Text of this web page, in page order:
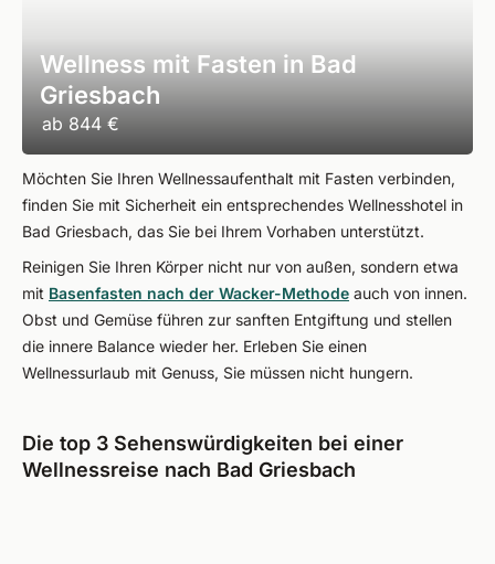
Wellness mit Fasten in Bad
Griesbach
ab 844 €
Möchten Sie Ihren Wellnessaufenthalt mit Fasten verbinden,
finden Sie mit Sicherheit ein entsprechendes Wellnesshotel in
Bad Griesbach, das Sie bei Ihrem Vorhaben unterstützt.
Reinigen Sie Ihren Körper nicht nur von außen, sondern etwa
mit Basenfasten nach der Wacker-Methode auch von innen.
Obst und Gemüse führen zur sanften Entgiftung und stellen
die innere Balance wieder her. Erleben Sie einen
Wellnessurlaub mit Genuss, Sie müssen nicht hungern.
Die top 3 Sehenswürdigkeiten bei einer
Wellnessreise nach Bad Griesbach